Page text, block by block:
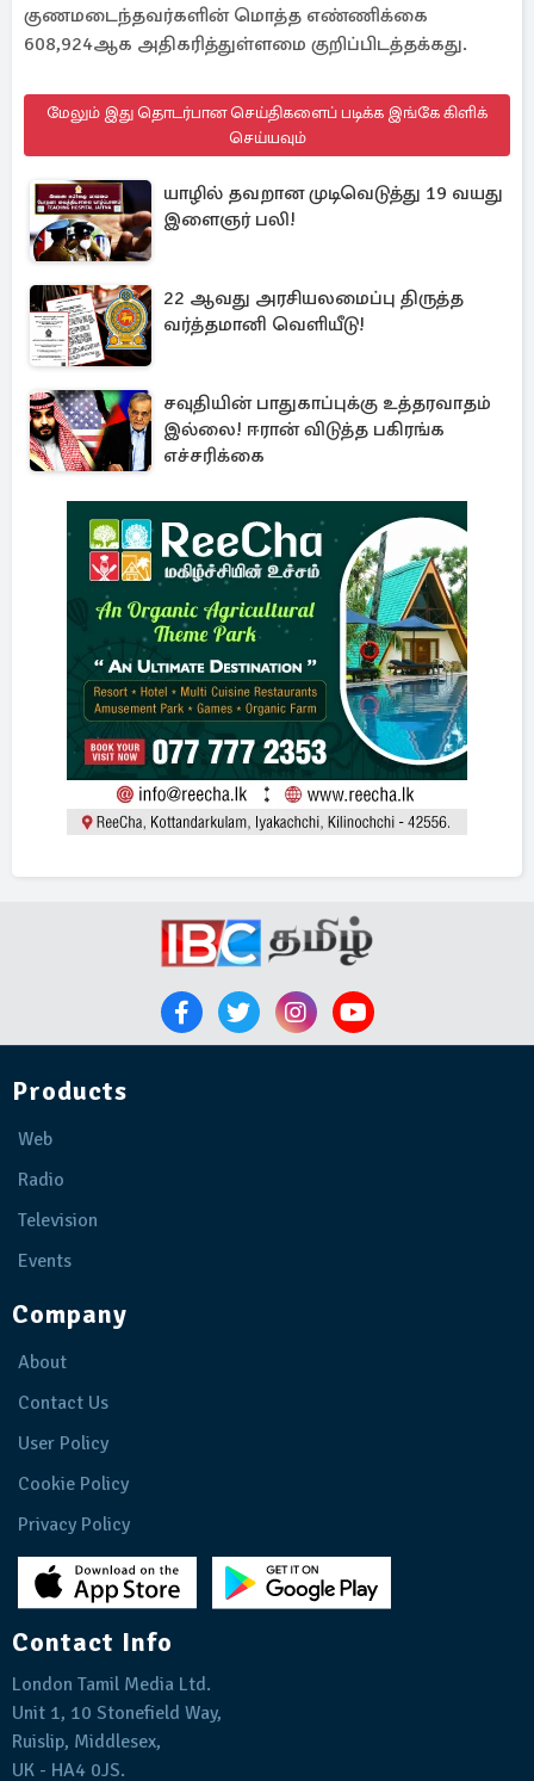
குணமடைந்தவர்களின் மொத்த எண்ணிக்கை
608,924ஆக அதிகரித்துள்ளமை குறிப்பிடத்தக்கது.
மேலும் இது தொடர்பான செய்திகளைப் படிக்க இங்கே கிளிக்
செய்யவும்
யாழில் தவறான முடிவெடுத்து 19 வயது
இளைஞர் பலி!
22 ஆவது அரசியலமைப்பு திருத்த
வர்த்தமானி வெளியீடு!
சவுதியின் பாதுகாப்புக்கு உத்தரவாதம்
இல்லை! ஈரான் விடுத்த பகிரங்க
எச்சரிக்கை
Products
Web
Radio
Television
Events
Company
About
Contact Us
User Policy
Cookie Policy
Privacy Policy
Contact Info
London Tamil Media Ltd.
Unit 1, 10 Stonefield Way,
Ruislip, Middlesex,
UK - HA4 0JS.